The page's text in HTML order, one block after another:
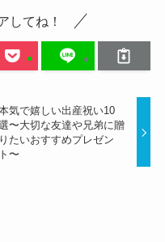
してね！
気で嬉しい出産祝い10
〜大切な友達や兄弟に贈
りたいおすすめプレゼン
ト〜